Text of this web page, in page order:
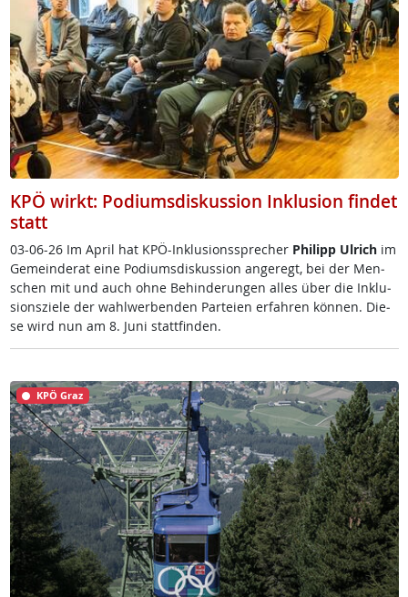
KPÖ wirkt: Podiumsdiskussion Inklusion findet
statt
03-06-26 Im April ha­t K­PÖ-In­k­lu­si­ons­sp­re­cherPhi­l­ipp Ul­rich im
Ge­mein­de­rat ei­ne Po­di­ums­dis­kus­si­on an­ge­regt, bei der Men­
schen mit und auch oh­ne Be­hin­de­run­gen al­les über die In­k­lu­
si­ons­zie­le der wahl­wer­ben­den Par­tei­en er­fah­ren kön­nen. Die­
se wird nun am 8. Ju­ni statt­fin­den.
KPÖ Graz